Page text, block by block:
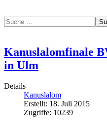
Kanuslalomfinale
in Ulm
Details
Kanuslalom
Erstellt: 18. Juli 2015
Zugriffe: 10239